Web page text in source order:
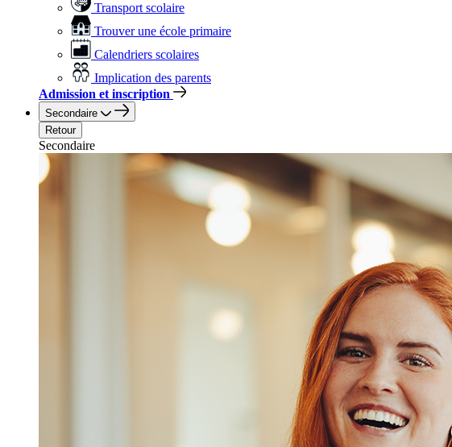
Transport scolaire
Trouver une école primaire
Calendriers scolaires
Implication des parents
Admission et inscription
Secondaire
Retour
Secondaire